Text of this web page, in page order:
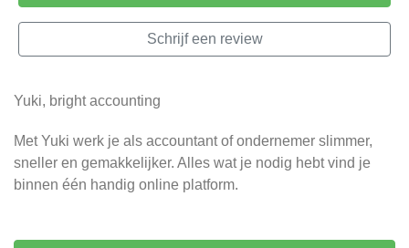
Schrijf een review
Yuki, bright accounting
Met Yuki werk je als accountant of ondernemer slimmer,
sneller en gemakkelijker. Alles wat je nodig hebt vind je
binnen één handig online platform.